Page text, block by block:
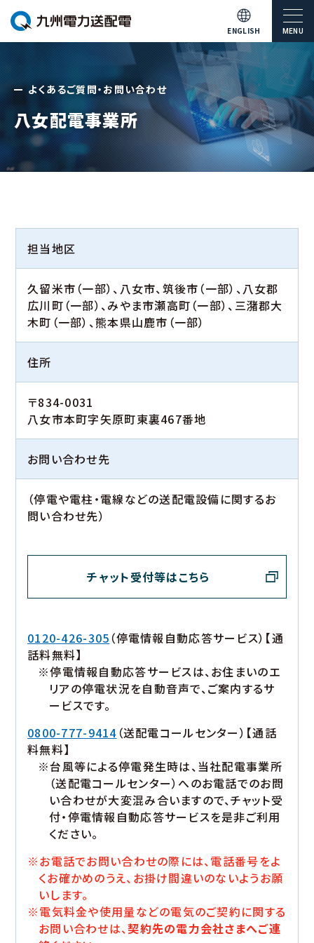
ENGLISH MENU
よくあるご質問・お問い合わせ
八女配電事業所
担当地区
久留米市（一部）、八女市、筑後市（一部）、八女郡
広川町（一部）、みやま市瀬高町（一部）、三潴郡大
木町（一部）、熊本県山鹿市（一部）
住所
〒834-0031
八女市本町字矢原町東裏467番地
お問い合わせ先
（停電や電柱・電線などの送配電設備に関するお
問い合わせ先）
チャット受付等はこちら
0120-426-305 （停電情報自動応答サービス）【通
話料無料】
※停電情報自動応答サービスは、お住まいのエ
リアの停電状況を自動音声で、ご案内するサ
ービスです。
0800-777-9414 （送配電コールセンター）【通話
料無料】
※台風等による停電発生時は、当社配電事業所
（送配電コールセンター）へのお電話でのお問
い合わせが大変混み合いますので、チャット受
付・停電情報自動応答サービスを是非ご利用
ください。
※お電話でお問い合わせの際には、電話番号をよ
くお確かめのうえ、お掛け間違いのないようお願
いします。
※電気料金や使用量などの電気のご契約に関する
お問い合わせは、契約先の電力会社さまへご連